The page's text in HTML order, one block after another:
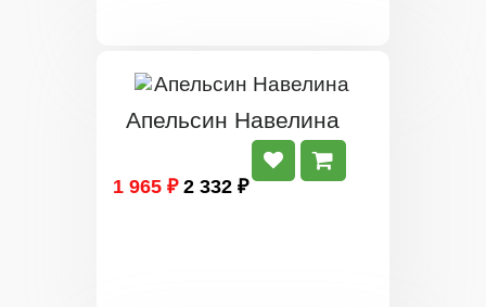
Апельсин Навелина
1 965 ₽ 2 332 ₽